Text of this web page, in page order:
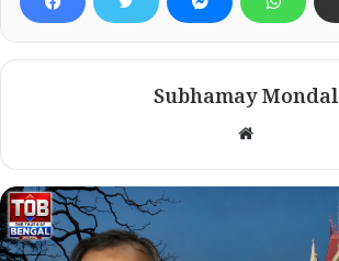
Subhamay Mondal
Website